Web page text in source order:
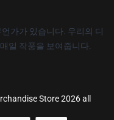
가가 있습니다. 우리의 디
일 작풍을 보여줍니다.
Store 2026 all